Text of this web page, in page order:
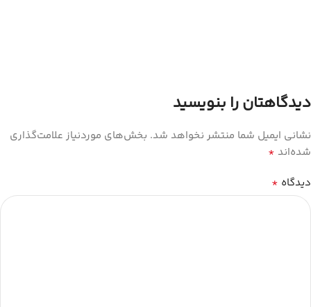
دیدگاهتان را بنویسید
نشانی ایمیل شما منتشر نخواهد شد. بخش‌های موردنیاز علامت‌گذاری
شده‌اند *
دیدگاه *